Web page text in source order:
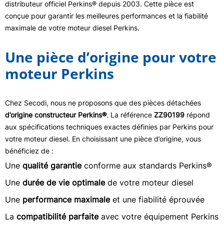
distributeur officiel Perkins® depuis 2003. Cette pièce est
conçue pour garantir les meilleures performances et la fiabilité
maximale de votre moteur diesel Perkins.
Une pièce d’origine pour votre
moteur Perkins
Chez Secodi, nous ne proposons que des pièces détachées
d’origine constructeur Perkins®. La référence ZZ90199 répond
aux spécifications techniques exactes définies par Perkins pour
votre moteur diesel. En choisissant une pièce d’origine, vous
bénéficiez de :
Une qualité garantieconforme aux standards Perkins®
Une durée de vie optimalede votre moteur diesel
Une performance maximaleet une fiabilité éprouvée
La compatibilité parfaiteavec votre équipement Perkins